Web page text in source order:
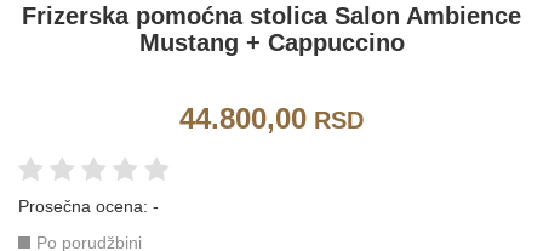
Frizerska pomoćna stolica Salon Ambience
Mustang + Cappuccino
44.800,00 RSD
Prosečna ocena: -
Po porudžbini